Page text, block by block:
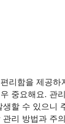
리함을 제공하
중요해요. 관
생할 수 있으니
관리 방법과 주